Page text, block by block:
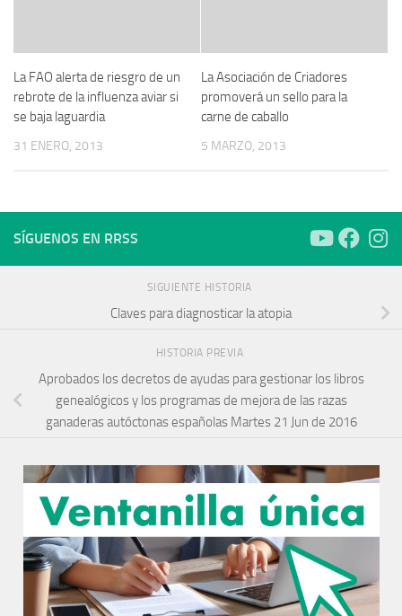
La FAO alerta de riesgro de un
rebrote de la influenza aviar si
se baja laguardia
31 ENERO, 2013
La Asociación de Criadores
promoverá un sello para la
carne de caballo
5 MARZO, 2013
SÍGUENOS EN RRSS
SIGUIENTE HISTORIA
Claves para diagnosticar la atopia
HISTORIA PREVIA
Aprobados los decretos de ayudas para gestionar los libros
genealógicos y los programas de mejora de las razas
ganaderas autóctonas españolas Martes 21 Jun de 2016